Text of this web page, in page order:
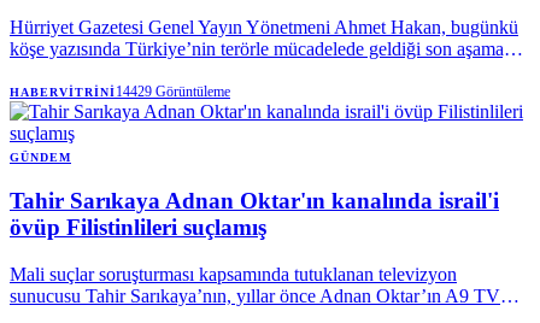
Hürriyet Gazetesi Genel Yayın Yönetmeni Ahmet Hakan, bugünkü
köşe yazısında Türkiye’nin terörle mücadelede geldiği son aşamayı,
aldı. Hakan; sürecin hedeflerinden af iddialarına, yasal çerçevenin
detaylarından sürecin önde gelen isimlerine kadar kamuoyunun
merak ettiği sorulara yanıt verdi.
HABERVITRINI14429 Görüntüleme
GÜNDEM
Tahir Sarıkaya Adnan Oktar'ın kanalında israil'i
övüp Filistinlileri suçlamış
Mali suçlar soruşturması kapsamında tutuklanan televizyon
sunucusu Tahir Sarıkaya’nın, yıllar önce Adnan Oktar’ın A9 TV